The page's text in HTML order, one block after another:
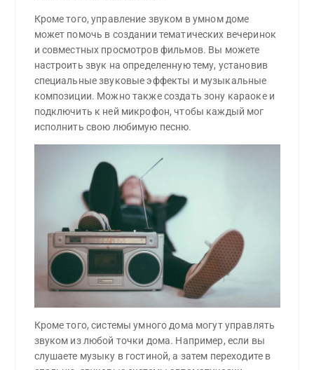
Кроме того, управление звуком в умном доме
может помочь в создании тематических вечеринок
и совместных просмотров фильмов. Вы можете
настроить звук на определенную тему, установив
специальные звуковые эффекты и музыкальные
композиции. Можно также создать зону караоке и
подключить к ней микрофон, чтобы каждый мог
исполнить свою любимую песню.
Кроме того, системы умного дома могут управлять
звуком из любой точки дома. Например, если вы
слушаете музыку в гостиной, а затем переходите в